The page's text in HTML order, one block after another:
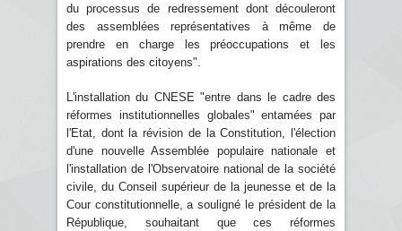
du processus de redressement dont découleront
des assemblées représentatives à même de
prendre en charge les préoccupations et les
aspirations des citoyens".
L'installation du CNESE "entre dans le cadre des
réformes institutionnelles globales" entamées par
l'Etat, dont la révision de la Constitution, l'élection
d'une nouvelle Assemblée populaire nationale et
l'installation de l'Observatoire national de la société
civile, du Conseil supérieur de la jeunesse et de la
Cour constitutionnelle, a souligné le président de la
République, souhaitant que ces réformes